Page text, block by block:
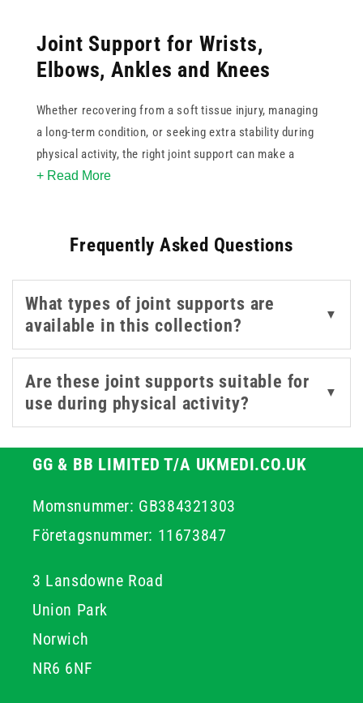
Joint Support for Wrists,
Elbows, Ankles and Knees
Whether recovering from a soft tissue injury, managing
a long-term condition, or seeking extra stability during
physical activity, the right joint support can make a
meaningful difference to comfort and function. This
as well as a neoprene wrap suitable for broader
Tubular supports offer a straightforward slip-on fit,
while the neoprene wrap provides a more adjustable
option.
Explore our hot and cold packs kinesiology tape
for
more injury management and recovery support
+ Read More
Frequently Asked Questions
What types of joint supports are
available in this collection?
▼
Are these joint supports suitable for
use during physical activity?
▼
GG & BB LIMITED T/A UKMEDI.CO.UK
Momsnummer: GB384321303
Företagsnummer: 11673847
3 Lansdowne Road
Union Park
Norwich
NR6 6NF